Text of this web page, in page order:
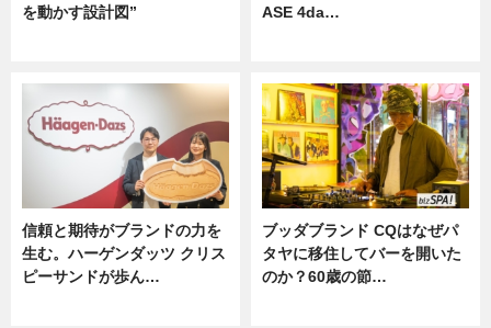
を動かす設計図”
ASE 4da…
信頼と期待がブランドの力を
生む。ハーゲンダッツ クリス
ピーサンドが歩ん…
ブッダブランド CQはなぜパ
タヤに移住してバーを開いた
のか？60歳の節…